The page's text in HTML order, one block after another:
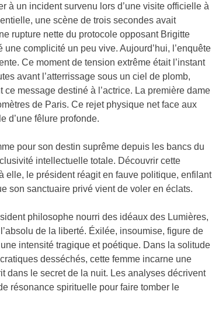
à un incident survenu lors d’une visite officielle à
une scène de trois secondes avait
rupture nette du protocole opposant Brigitte
complicité un peu vive. Aujourd’hui, l’enquête
Ce moment de tension extrême était l’instant
avant l’atterrissage sous un ciel de plomb,
ce message destiné à l’actrice. La première dame
de Paris. Ce rejet physique net face aux
d’une fêlure profonde.
pour son destin suprême depuis les bancs du
intellectuelle totale. Découvrir cette
elle, le président réagit en fauve politique, enfilant
son sanctuaire privé vient de voler en éclats.
philosophe nourri des idéaux des Lumières,
de la liberté. Éxilée, insoumise, figure de
intensité tragique et poétique. Dans la solitude
desséchés, cette femme incarne une
dans le secret de la nuit. Les analyses décrivent
résonance spirituelle pour faire tomber le